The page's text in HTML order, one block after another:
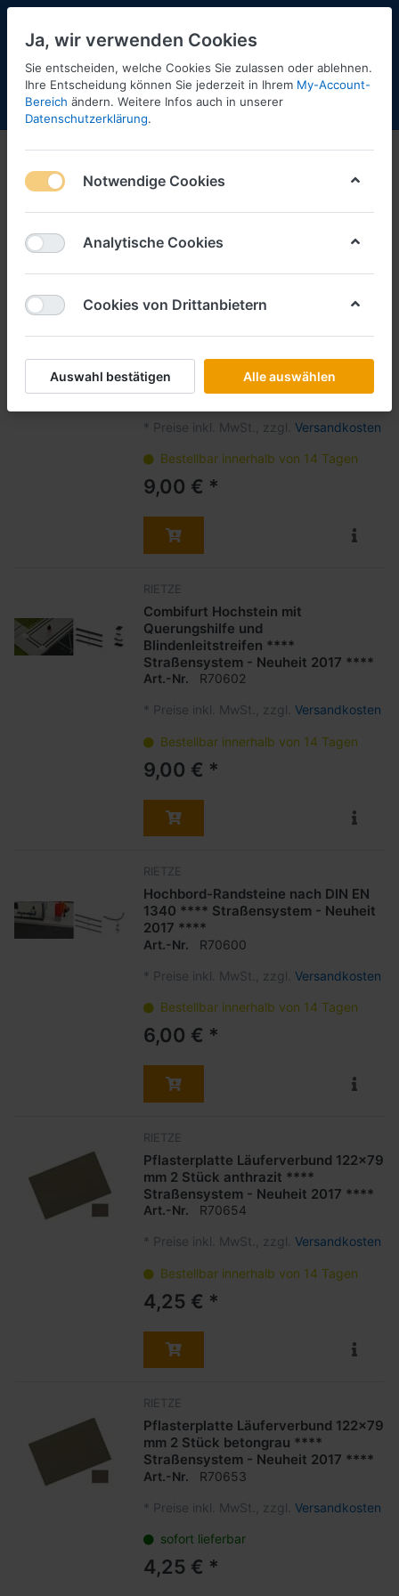
Menü Anmelden Shopaktualisierung
Straßensystem
1-12 von 19
Filtern Sortieren
RIETZE
250mm lang **** Straßensystem -
Neuheit 2017 ****
Art.-Nr. R70601
* Preise inkl. MwSt., zzgl. Versandkosten
Bestellbar innerhalb von 14 Tagen
9,00 € *
RIETZE
Combifurt Hochstein mit
Querungshilfe und
Blindenleitstreifen ****
Straßensystem - Neuheit 2017 ****
Art.-Nr. R70602
* Preise inkl. MwSt., zzgl. Versandkosten
Bestellbar innerhalb von 14 Tagen
9,00 € *
RIETZE
Hochbord-Randsteine nach DIN EN
1340 **** Straßensystem - Neuheit
2017 ****
Art.-Nr. R70600
* Preise inkl. MwSt., zzgl. Versandkosten
Bestellbar innerhalb von 14 Tagen
6,00 € *
RIETZE
Pflasterplatte Läuferverbund 122x79
mm 2 Stück anthrazit ****
Straßensystem - Neuheit 2017 ****
Art.-Nr. R70654
* Preise inkl. MwSt., zzgl. Versandkosten
Bestellbar innerhalb von 14 Tagen
4,25 € *
RIETZE
Pflasterplatte Läuferverbund 122x79
mm 2 Stück betongrau ****
Straßensystem - Neuheit 2017 ****
Art.-Nr. R70653
* Preise inkl. MwSt., zzgl. Versandkosten
sofort lieferbar
4,25 € *
Ja, wir verwenden Cookies
Sie entscheiden, welche Cookies Sie zulassen oder ablehnen.
Ihre Entscheidung können Sie jederzeit in Ihrem My-Account-
Bereich ändern. Weitere Infos auch in unserer
Datenschutzerklärung.
Notwendige Cookies
Analytische Cookies
Cookies von Drittanbietern
Auswahl bestätigen Alle auswählen